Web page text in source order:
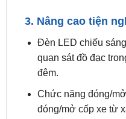
quan sát đồ đạc
đêm.
Chức năng đóng/
đóng/mở cốp xe từ
gần xe.
Tích hợp với hệ